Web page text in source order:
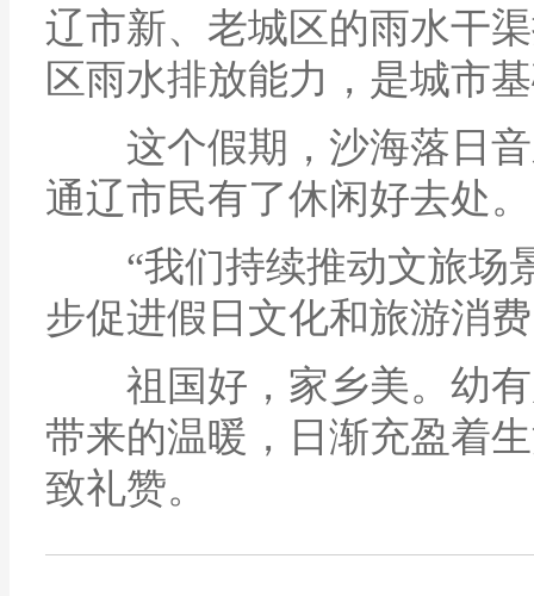
辽市新、老城区的雨水干
区雨水排放能力，是城市
这个假期，沙海落日音
通辽市民有了休闲好去处。
“我们持续推动文旅场景
步促进假日文化和旅游消
祖国好，家乡美。幼有
带来的温暖，日渐充盈着
致礼赞。